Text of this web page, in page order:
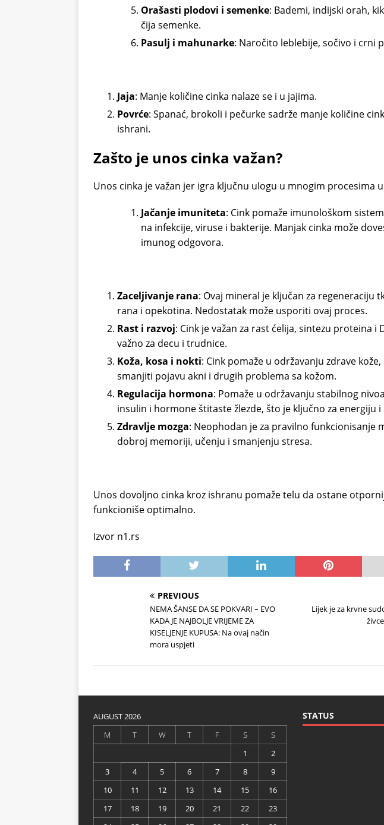
Orašasti plodovi i semenke: Bademi, indijski orah,
čija semenke.
Pasulj i mahunarke: Naročito leblebije, sočivo i crni
Jaja: Manje količine cinka nalaze se i u jajima.
Povrće: Spanać, brokoli i pečurke sadrže manje količine
ishrani.
Zašto je unos cinka važan?
Unos cinka je važan jer igra ključnu ulogu u mnogim procesima
Jačanje imuniteta: Cink pomaže imunološkom
na infekcije, viruse i bakterije. Manjak cinka može
imunog odgovora.
Zaceljivanje rana: Ovaj mineral je ključan za regeneraciju
rana i opekotina. Nedostatak može usporiti ovaj proces.
Rast i razvoj: Cink je važan za rast ćelija, sintezu proteina i
važno za decu i trudnice.
Koža, kosa i nokti: Cink pomaže u održavanju zdrave
smanjiti pojavu akni i drugih problema sa kožom.
Regulacija hormona: Pomaže u održavanju stabilnog
insulin i hormone štitaste žlezde, što je ključno za energiju
Zdravlje mozga: Neophodan je za pravilno funkcionisanje
dobroj memoriji, učenju i smanjenju stresa.
Unos dovoljno cinka kroz ishranu pomaže telu da ostane
funkcioniše optimalno.
Izvor n1.rs
PREVIOUS
NEMA ŠANSE DA SE POKVARI – EVO
KADA JE NAJBOLJE VRIJEME ZA
KISELJENJE KUPUSA: Na ovaj način
mora uspjeti
Lijek je za krvne
AUGUST 2026
M
T W T F S
S
1
2
3
4 5 6 7 8
9
10
11 12 13 14 15
16
17
18 19 20 21 22
23
STATUS